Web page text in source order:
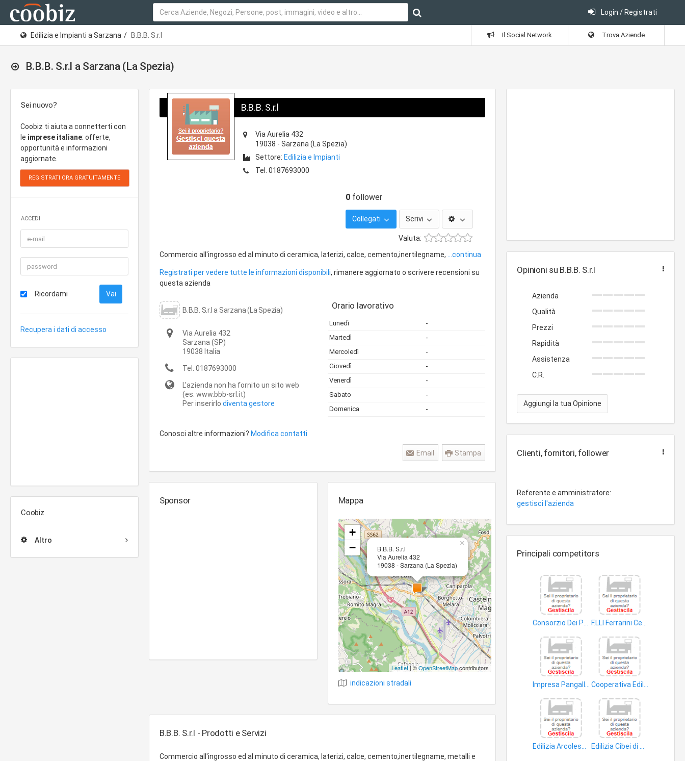
Login / Registrati
Edilizia e Impianti a Sarzana B.B.B. S.r.l Il Social Network Trova Aziende
B.B.B. S.r.l a Sarzana (La Spezia)
Sei nuovo?
Coobiz ti aiuta a connetterti con
le imprese italiane: offerte,
opportunità e informazioni
aggiornate.
ACCEDI
Ricordami
Recupera i dati di accesso
Coobiz
Altro
B.B.B. S.r.l
Via Aurelia 432
19038 - Sarzana (La Spezia)
Settore: Edilizia e Impianti
Tel. 0187693000
0 follower
Collegati Scrivi
Valuta:
Commercio all'ingrosso ed al minuto di ceramica, laterizi, calce, cemento,inertilegname,
...continua
Registrati per vedere tutte le informazioni disponibili, rimanere aggiornato o scrivere recensioni su
questa azienda
B.B.B. S.r.l a Sarzana (La Spezia)
Via Aurelia 432
Sarzana (SP)
19038 Italia
Tel. 0187693000
L'azienda non ha fornito un sito web
(es. www.bbb-srl.it)
Per inserirlo diventa gestore
Orario lavorativo
Lunedì -
Martedì -
Mercoledì -
Giovedì -
Venerdì -
Sabato -
Domenica -
Conosci altre informazioni? Modifica contatti
Stampa
Email
Sponsor Mappa
B.B.B. S.r.l
Via Aurelia 432
19038 - Sarzana (La Spezia)
×
+
−
Leaflet| ©OpenStreetMapcontributors
indicazioni stradali
B.B.B. S.r.l - Prodotti e Servizi
Commercio all'ingrosso ed al minuto di ceramica, laterizi, calce, cemento,inertilegname, metalli e
Opinioni su B.B.B. S.r.l
Azienda
Qualità
Prezzi
Rapidità
Assistenza
C.R.
Aggiungi la tua Opinione
Clienti, fornitori, follower
Referente e amministratore:
gestisci l'azienda
Principali competitors